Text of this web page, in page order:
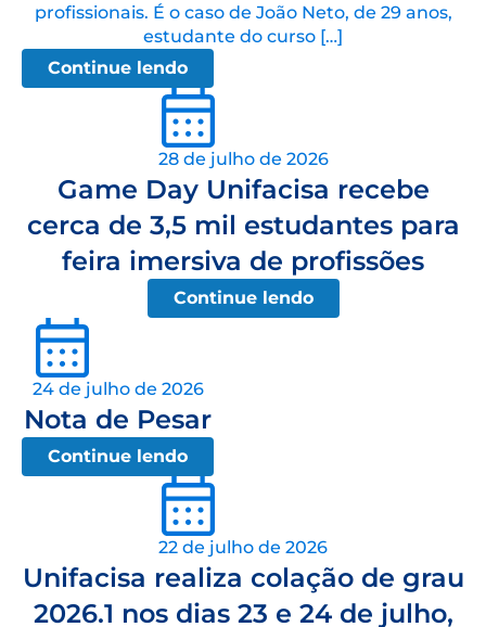
profissionais. É o caso de João Neto, de 29 anos,
estudante do curso […]
Continue lendo
28 de julho de 2026
Game Day Unifacisa recebe
cerca de 3,5 mil estudantes para
feira imersiva de profissões
Continue lendo
24 de julho de 2026
Nota de Pesar
Continue lendo
22 de julho de 2026
Unifacisa realiza colação de grau
2026.1 nos dias 23 e 24 de julho,